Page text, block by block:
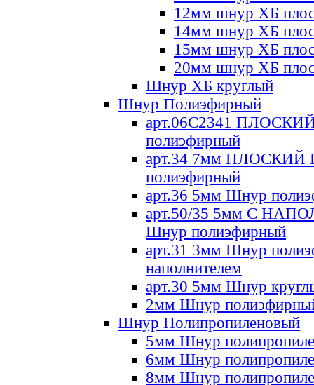
12мм шнур ХБ
14мм шнур ХБ
15мм шнур ХБ
20мм шнур ХБ
Шнур ХБ круглый
Шнур Полиэфирный
арт.06С2341
полиэфирный
арт.34 7мм ПЛОСКИЙ
полиэфирный
арт.36 5мм Шнур
арт.50/35 5мм С
Шнур полиэфирный
арт.31 3мм Шнур
наполнителем
арт.30 5мм Шнур
2мм Шнур
Шнур Полипропиленовый
5мм Шнур
6мм Шнур
8мм Шнур